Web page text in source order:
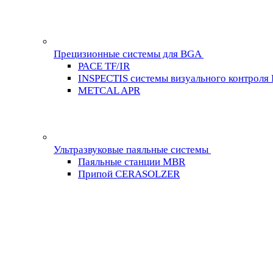
Прецизионные системы для BGA
PACE TF/IR
INSPECTIS системы визуального контроля
METCAL APR
Ультразвуковые паяльные системы
Паяльные станции MBR
Припой CERASOLZER